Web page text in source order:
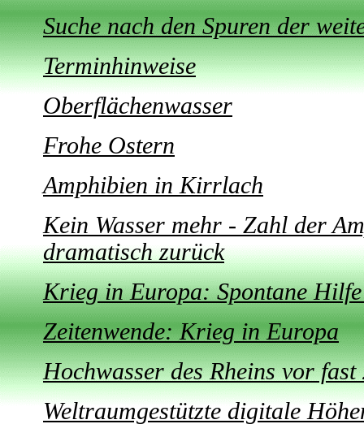
Suche nach den Spuren der
Terminhinweise
Oberflächenwasser
Frohe Ostern
Amphibien in Kirrlach
Kein Wasser mehr - Zahl der
dramatisch zurück
Krieg in Europa: Spontane
Zeitenwende: Krieg in Europa
Hochwasser des Rheins vor fast
Weltraumgestützte digitale